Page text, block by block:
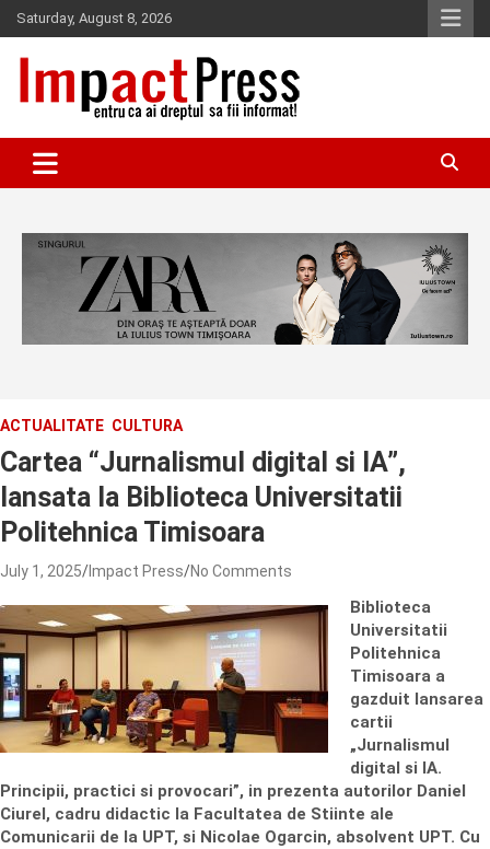
Skip
to
content
Saturday, August 8, 2026
IMPACTPRESS
ACTUALITATE CULTURA
Cartea “Jurnalismul digital si IA”,
lansata la Biblioteca Universitatii
Politehnica Timisoara
July 1, 2025 Impact Press No Comments
Biblioteca
Universitatii
Politehnica
Timisoara a
gazduit lansarea
cartii
„Jurnalismul
digital si IA.
Principii, practici si provocari”, in prezenta autorilor Daniel
Ciurel, cadru didactic la Facultatea de Stiinte ale
Comunicarii de la UPT, si Nicolae Ogarcin, absolvent UPT. Cu